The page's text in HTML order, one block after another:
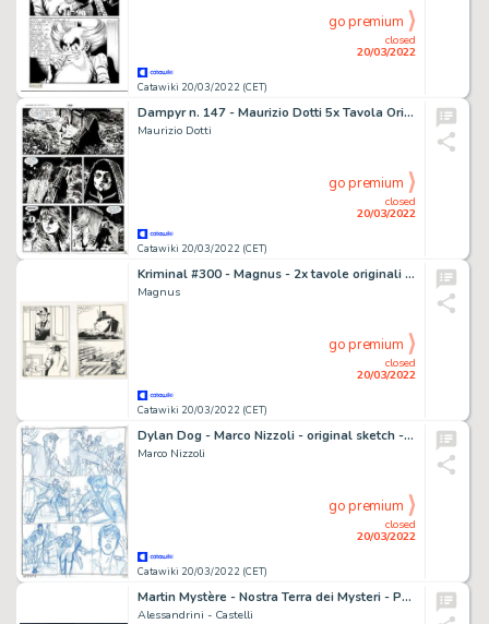
Catawiki 20/03/2022 (CET)
closed
20/03/2022
go premium
Dampyr n. 147 - Maurizio Dotti 5x Tavola Originale "Tributo di sangue" - Page volante - Exemplaire unique - (2012)
Maurizio Dotti
Catawiki 20/03/2022 (CET)
closed
20/03/2022
go premium
Kriminal #300 - Magnus - 2x tavole originali "Le Bare di Ghiaccio" - Exemplaire unique - (1971)
Magnus
Catawiki 20/03/2022 (CET)
closed
20/03/2022
go premium
Dylan Dog - Marco Nizzoli - original sketch - Page volante
Marco Nizzoli
Catawiki 20/03/2022 (CET)
closed
20/03/2022
go premium
Martin Mystère - Nostra Terra dei Mysteri - Page volante - Exemplaire unique - (1987/1993)
Alessandrini - Castelli